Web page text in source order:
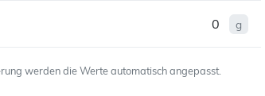
0 g
werden die Werte automatisch angepasst.